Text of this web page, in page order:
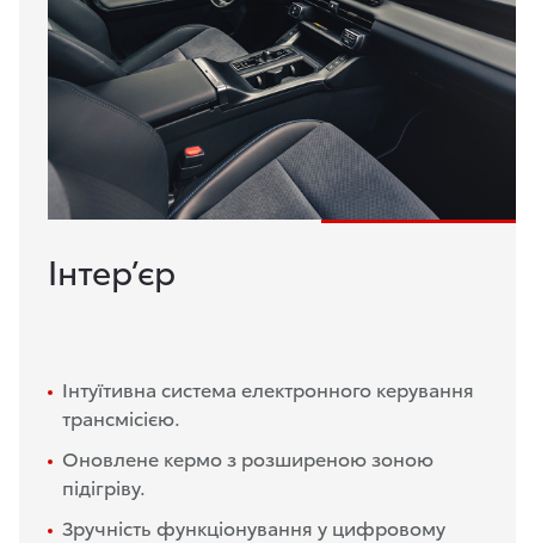
Інтер’єр
Інтуїтивна система електронного керування
трансмісією.
Оновлене кермо з розширеною зоною
підігріву.
Зручність функціонування у цифровому